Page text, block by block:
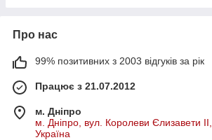
Про нас
99% позитивних з 2003 відгуків за рік
Працює з 21.07.2012
м. Дніпро
м. Дніпро, вул. Королеви Єлизавети
Україна